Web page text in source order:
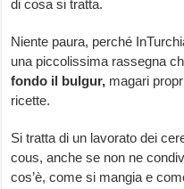
di cosa si tratta.
Niente paura, perché
una piccolissima rassegna
fondo il bulgur, magari
ricette.
Si tratta di un lavorato dei
cous, anche se non ne
cos’è, come si mangia e